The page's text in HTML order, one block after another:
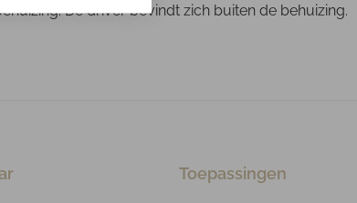
De driver bevindt zich buiten de behuizing.
Toepassingen